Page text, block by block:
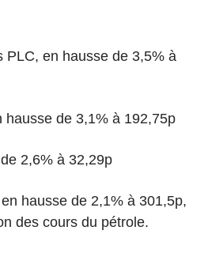
PLC, en hausse de 3,5% à
hausse de 3,1% à 192,75p
2,6% à 32,29p
hausse de 2,1% à 301,5p,
des cours du pétrole.